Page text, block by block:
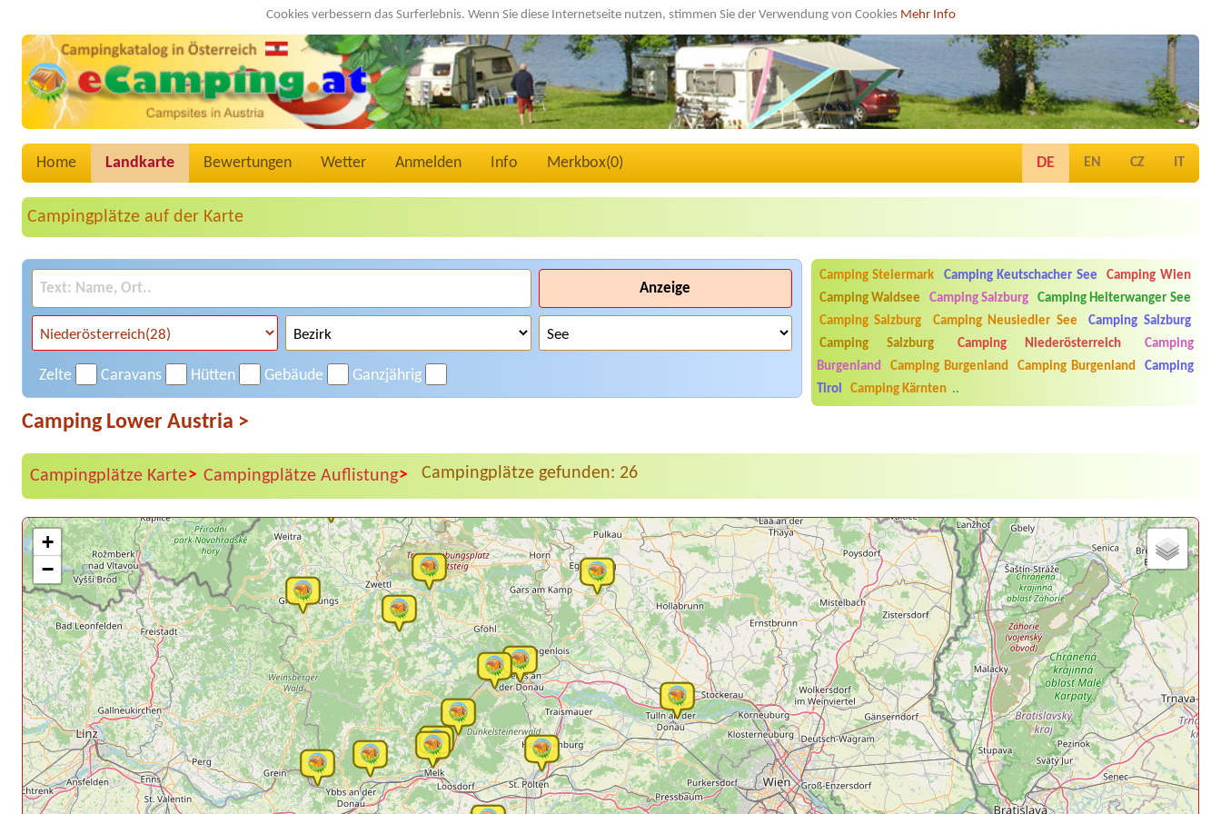
Cookies verbessern das Surferlebnis. Wenn Sie diese Internetseite nutzen, stimmen Sie der Verwendung von Cookies Mehr Info
Home Landkarte Bewertungen Wetter Anmelden Info Merkbox(0) DE EN CZ IT
Campingplätze auf der Karte
Anzeige
Zelte Caravans Hütten Gebäude Ganzjährig
Camping Steiermark Camping Keutschacher See
Camping Wien
Camping Waldsee
Camping Salzburg
Camping Heiterwanger See
Camping Salzburg
Camping Neusiedler See
Camping Salzburg
Camping Salzburg
Camping Niederösterreich
Camping
Burgenland
Camping Burgenland Camping Burgenland
Camping
Tirol
Camping Kärnten ..
Camping Lower Austria >
Campingplätze Karte> Campingplätze Auflistung> Campingplätze gefunden: 26
+
−